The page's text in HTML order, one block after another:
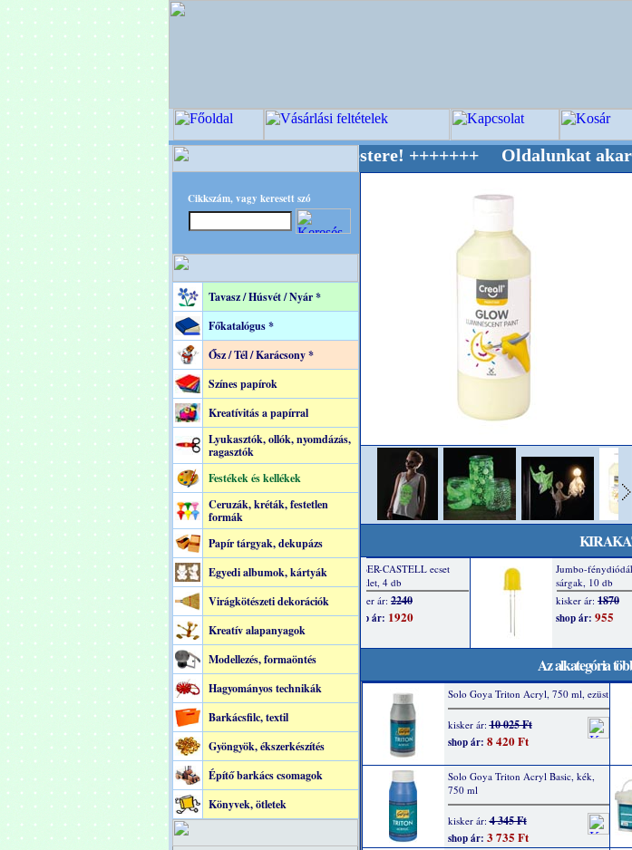
Cikkszám, vagy keresett szó
Tavasz / Húsvét / Nyár *
Főkatalógus *
Ősz / Tél / Karácsony *
Színes papírok
Kreatívitás a papírral
Lyukasztók, ollók, nyomdázás,
ragasztók
Festékek és kellékek
Ceruzák, kréták, festetlen
formák
Papír tárgyak, dekupázs
Egyedi albumok, kártyák
Virágkötészeti dekorációk
Kreatív alapanyagok
Modellezés, formaöntés
Hagyományos technikák
Barkácsfilc, textil
Gyöngyök, ékszerkészítés
Építő barkács csomagok
Könyvek, ötletek
OPITEC - A Kreatív Világ Mestere! +++++++ Oldalunkat akarattal
Az alkategória
Solo Goya Triton Acryl, 750 ml, ezüst
kisker ár:10 025 Ft
shop ár: 8 420 Ft
Solo Goya Triton Acryl Basic, kék,
750 ml
kisker ár:4 345 Ft
shop ár: 3 735 Ft